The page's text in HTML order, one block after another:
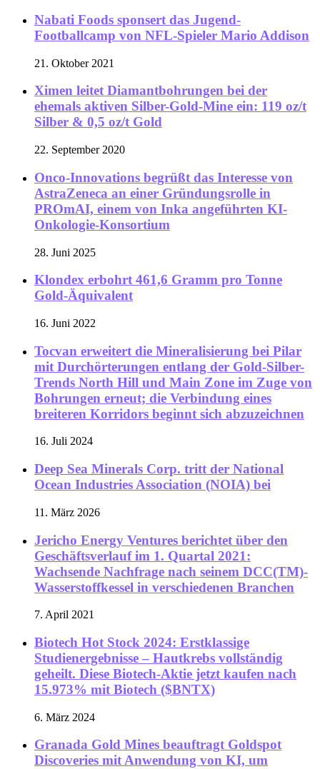
Nabati Foods sponsert das Jugend-
Footballcamp von NFL-Spieler Mario Addison
21. Oktober 2021
Ximen leitet Diamantbohrungen bei der
ehemals aktiven Silber-Gold-Mine ein: 119 oz/t
Silber & 0,5 oz/t Gold
22. September 2020
Onco-Innovations begrüßt das Interesse von
AstraZeneca an einer Gründungsrolle in
PROmAI, einem von Inka angeführten KI-
Onkologie-Konsortium
28. Juni 2025
Klondex erbohrt 461,6 Gramm pro Tonne
Gold-Äquivalent
16. Juni 2022
Tocvan erweitert die Mineralisierung bei Pilar
mit Durchörterungen entlang der Gold-Silber-
Trends North Hill und Main Zone im Zuge von
Bohrungen erneut; die Verbindung eines
breiteren Korridors beginnt sich abzuzeichnen
16. Juli 2024
Deep Sea Minerals Corp. tritt der National
Ocean Industries Association (NOIA) bei
11. März 2026
Jericho Energy Ventures berichtet über den
Geschäftsverlauf im 1. Quartal 2021:
Wachsende Nachfrage nach seinem DCC(TM)-
Wasserstoffkessel in verschiedenen Branchen
7. April 2021
Biotech Hot Stock 2024: Erstklassige
Studienergebnisse – Hautkrebs vollständig
geheilt. Diese Biotech-Aktie jetzt kaufen nach
15.973% mit Biotech ($BNTX)
6. März 2024
Granada Gold Mines beauftragt Goldspot
Discoveries mit Anwendung von KI, um